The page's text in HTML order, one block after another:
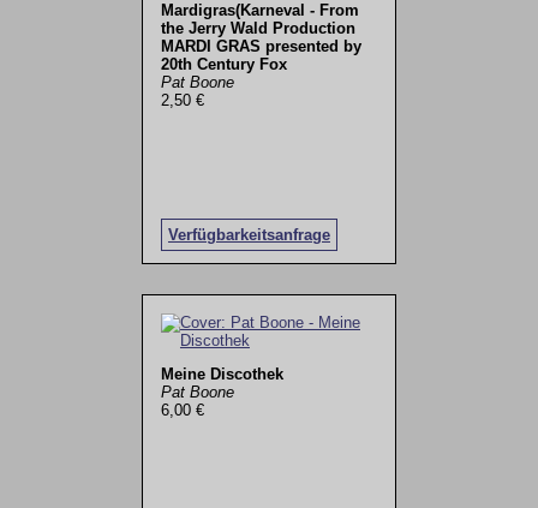
Mardigras(Karneval - From
the Jerry Wald Production
MARDI GRAS presented by
20th Century Fox
Pat Boone
2,50 €
Verfügbarkeitsanfrage
Meine Discothek
Pat Boone
6,00 €